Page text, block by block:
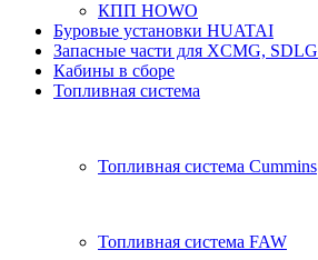
КПП HOWO
Буровые установки HUATAI
Запасные части для XCMG, SDLG
Кабины в сборе
Топливная система
Топливная система Cummins
Топливная система FAW